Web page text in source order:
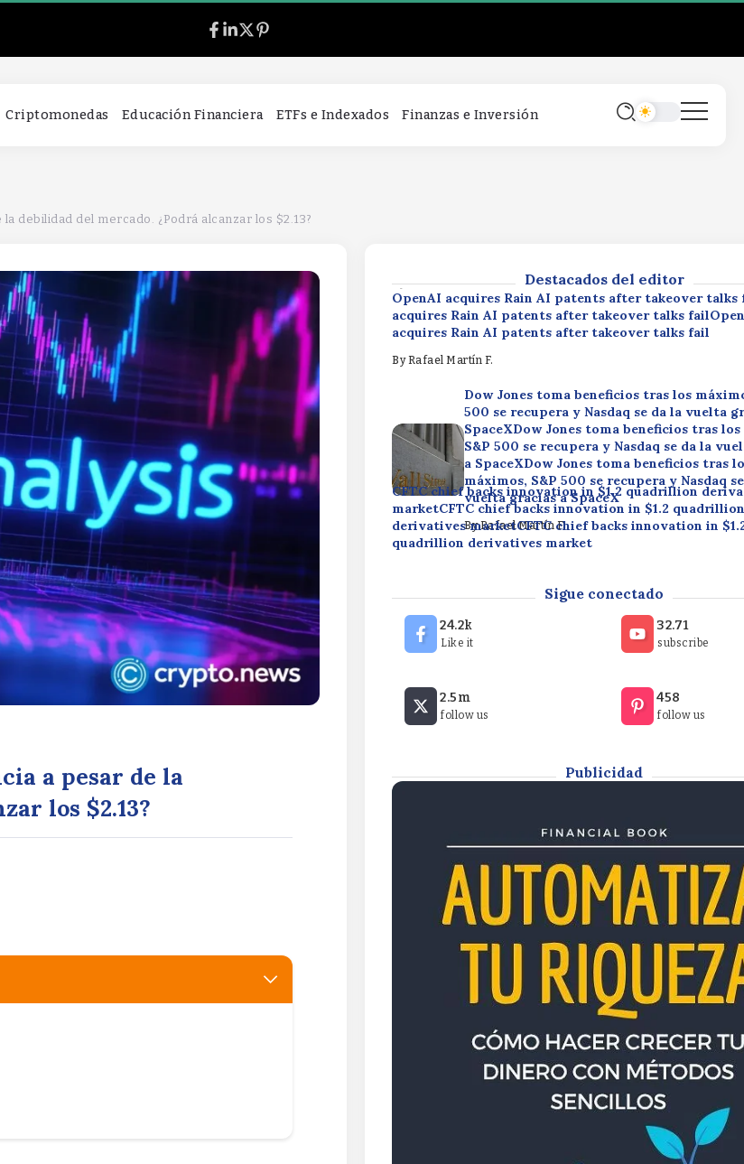
Criptomonedas Educación Financiera ETFs e Indexados Finanzas e Inversión
debilidad del mercado. ¿Podrá alcanzar los $2.13?
a pesar de la
los $2.13?
Destacados del editor
Dow Jones toma beneficios tras los
500 se recupera y Nasdaq se da la vuelta
ByRafael Martín F.
OpenAI acquires Rain AI patents after takeover talks
acquires Rain AI patents after takeover talks
acquires Rain AI patents after takeover talks fail
By Rafael Martín F.
Dow Jones toma beneficios tras los
500 se recupera y Nasdaq se da la vuelta
SpaceXDow Jones toma beneficios tras
S&P 500 se recupera y Nasdaq se da la
a SpaceXDow Jones toma beneficios tras
máximos, S&P 500 se recupera y Nasdaq
vuelta gracias a SpaceX
ByRafael Martín F.
CFTC chief backs innovation in $1.2 quadrillion
marketCFTC chief backs innovation in $1.2 quadrillion
derivatives marketCFTC chief backs innovation in
quadrillion derivatives market
OpenAI acquires Rain AI patents after takeover
acquires Rain AI patents after takeover talks
acquires Rain AI patents after takeover talks fail
ByRafael Martín F.
Dow Jones toma beneficios tras los
500 se recupera y Nasdaq se da la vuelta
SpaceXDow Jones toma beneficios tras
máximos, S&P 500 se recupera y Nasdaq
Sigue conectado
24.2k
Like it
32.71
subscribe
2.5m
follow us
458
follow us
Publicidad